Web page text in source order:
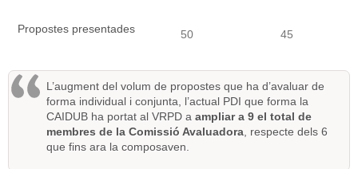
Propostes presentades 50 45
L’augment del volum de propostes que ha d’avaluar de
forma individual i conjunta, l’actual PDI que forma la
CAIDUB ha portat al VRPD a ampliar a 9 el total de
membres de la Comissió Avaluadora , respecte dels 6
que fins ara la composaven.